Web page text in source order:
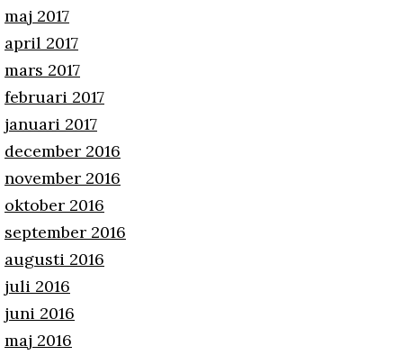
maj 2017
april 2017
mars 2017
februari 2017
januari 2017
december 2016
november 2016
oktober 2016
september 2016
augusti 2016
juli 2016
juni 2016
maj 2016